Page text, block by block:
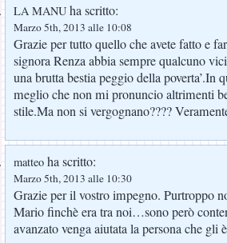
LA MANU ha scritto:
Marzo 5th, 2013 alle 10:08
Grazie per tutto quello che avete fatto e
signora Renza abbia sempre qualcuno
una brutta bestia peggio della poverta’.In
meglio che non mi pronuncio altrimenti
stile.Ma non si vergognano????
matteo ha scritto:
Marzo 5th, 2013 alle 10:30
Grazie per il vostro impegno. Purtroppo
Mario finchè era tra noi…sono però
avanzato venga aiutata la persona che